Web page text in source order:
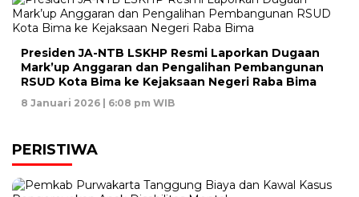
Presiden JA-NTB LSKHP Resmi Laporkan Dugaan
Mark’up Anggaran dan Pengalihan Pembangunan
RSUD Kota Bima ke Kejaksaan Negeri Raba Bima
8 Januari 2026 | 6:08 pm WIB
PERISTIWA